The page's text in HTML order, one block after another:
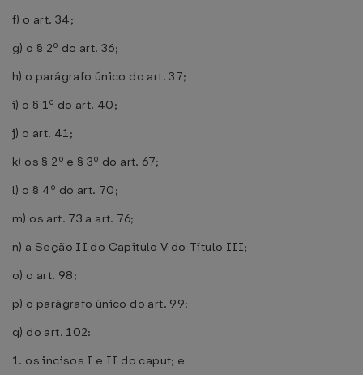
f) o art. 34;
g) o § 2º do art. 36;
h) o parágrafo único do art. 37;
i) o § 1º do art. 40;
j) o art. 41;
k) os § 2º e § 3º do art. 67;
l) o § 4º do art. 70;
m) os art. 73 a art. 76;
n) a Seção II do Capítulo V do Título III;
o) o art. 98;
p) o parágrafo único do art. 99;
q) do art. 102:
1. os incisos I e II do caput; e